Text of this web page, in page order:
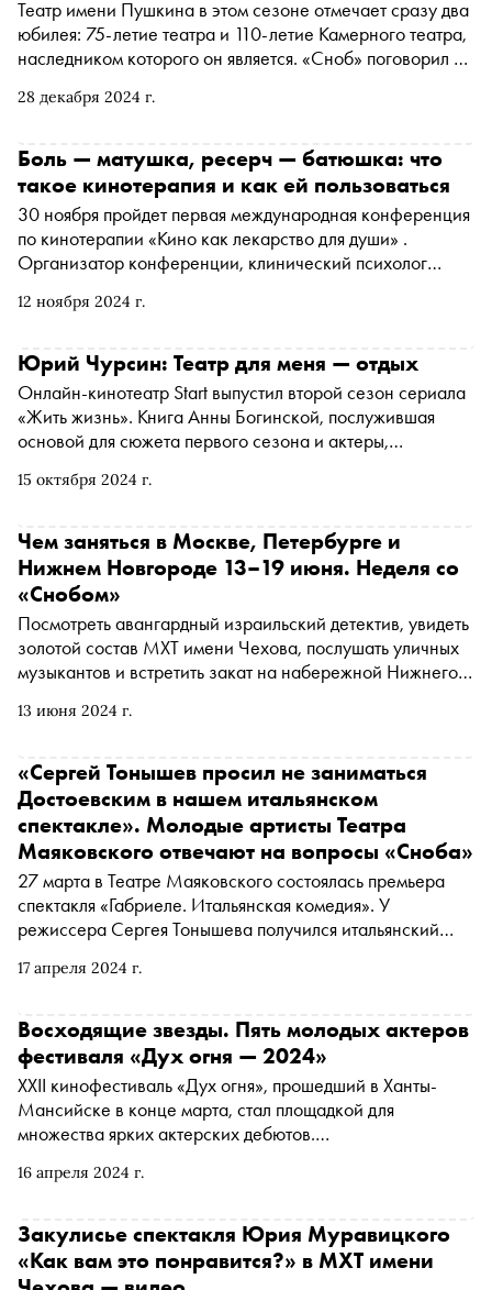
28 декабря 2024 г.
Театр имени Пушкина в этом сезоне отмечает сразу два
юбилея: 75-летие театра и 110-летие Камерного театра,
наследником которого он является. «Сноб» поговорил с
мероприятиях, о проведенных ремонтных работах, о
популярных театров Москвы
12 ноября 2024 г.
Боль — матушка, ресерч — батюшка: что
такое кинотерапия и как ей пользоваться
30 ноября пройдет первая международная конференция
по кинотерапии «Кино как лекарство для души» .
Организатор конференции, клинический психолог
Олегом Маловичко и Данилом Чащиным о том, как кино
15 октября 2024 г.
Юрий Чурсин: Театр для меня — отдых
Онлайн-кинотеатр Start выпустил второй сезон сериала
«Жить жизнь». Книга Анны Богинской, послужившая
основой для сюжета первого сезона и актеры,
Чурсин, сделали проект одним из самых успешных по
гибель мужа, начать жить с нуля, строить отношения с
новым возлюбленным. Второй сезон, по законам жанра,
еще больше закручивает интригу. «Сноб» поговорил с
артистом Юрием Чурсиным о работе в этом проекте, о
съемках в других картинах, а также о его возвращении в
театр и первом режиссерском опыте
13 июня 2024 г.
Чем заняться в Москве, Петербурге и
Нижнем Новгороде 13–19 июня. Неделя со
«Снобом»
Посмотреть авангардный израильский детектив, увидеть
золотой состав МХТ имени Чехова, послушать уличных
музыкантов и встретить закат на набережной Нижнего
сходить на ближайшей неделе
17 апреля 2024 г.
«Сергей Тонышев просил не заниматься
Достоевским в нашем итальянском
спектакле». Молодые артисты Театра
Маяковского отвечают на вопросы «Сноба»
27 марта в Театре Маяковского состоялась премьера
спектакля «Габриеле. Итальянская комедия». У
режиссера Сергея Тонышева получился итальянский
Джампьеро Раппы о жизни в крохотной квартирке в
семью молодыми артистами «Маяковки», исполняющими
роли однокурсников, о мечте стать актером, первых
шагах в профессии и работе над ролью
16 апреля 2024 г.
Восходящие звезды. Пять молодых актеров
фестиваля «Дух огня — 2024»
XXII кинофестиваль «Дух огня», прошедший в Ханты-
Мансийске в конце марта, стал площадкой для
множества ярких актерских дебютов.
возможность увидеть, кто, вероятно, придет на смену
фильмов с участием актеров нового поколения
Закулисье спектакля Юрия Муравицкого
«Как вам это понравится?» в МХТ имени